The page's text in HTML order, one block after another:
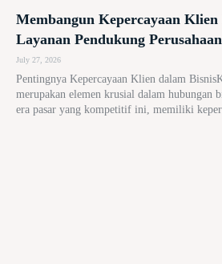
Membangun Kepercayaan
Layanan Pendukung Perusahaan
July 27, 2026
Pentingnya Kepercayaan Klien dalam
merupakan elemen krusial dalam hubungan
era pasar yang kompetitif ini, memiliki